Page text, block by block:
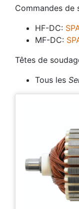
Commandes de
HF-DC:
MF-DC:
Têtes de
Tous les